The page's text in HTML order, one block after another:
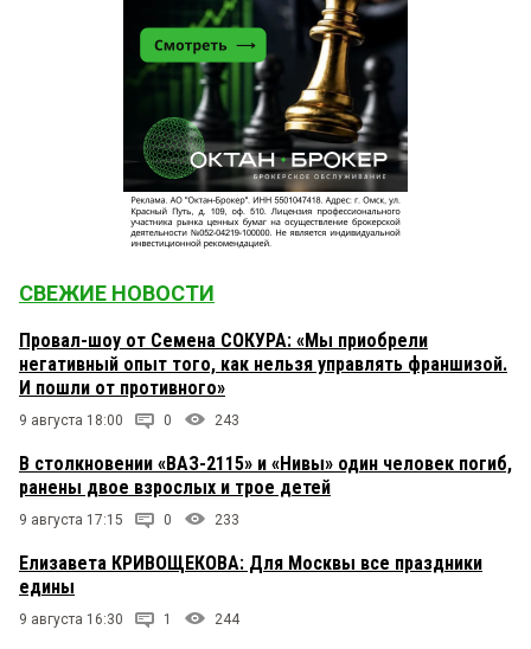
СВЕЖИЕ НОВОСТИ
Провал-шоу от Семена СОКУРА: «Мы приобрели
негативный опыт того, как нельзя управлять франшизой.
И пошли от противного»
9 августа 18:00 0 243
В столкновении «ВАЗ-2115» и «Нивы» один человек погиб,
ранены двое взрослых и трое детей
9 августа 17:15 0 233
Елизавета КРИВОЩЕКОВА: Для Москвы все праздники
едины
9 августа 16:30 1 244